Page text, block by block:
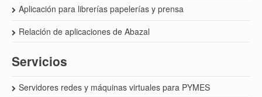
Aplicación para librerías papelerías y prensa
Relación de aplicaciones de Abazal
Servicios
Servidores redes y máquinas virtuales para PYMES